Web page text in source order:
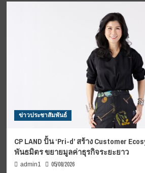
บุหรี่
ไฟฟ้า
ข่าวประชาสัมพันธ์
CP LAND ปั้น ‘Pri-d’ สร้าง Customer
พันธมิตร ขยายมูลค่าธุรกิจระยะยาว
admin1 05/08/2026